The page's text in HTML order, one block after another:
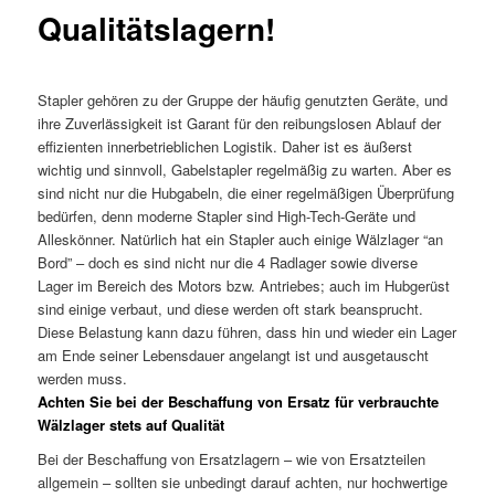
Qualitätslagern!
Stapler gehören zu der Gruppe der häufig genutzten Geräte, und
ihre Zuverlässigkeit ist Garant für den reibungslosen Ablauf der
effizienten innerbetrieblichen Logistik. Daher ist es äußerst
wichtig und sinnvoll, Gabelstapler regelmäßig zu warten. Aber es
sind nicht nur die Hubgabeln, die einer regelmäßigen Überprüfung
bedürfen, denn moderne Stapler sind High-Tech-Geräte und
Alleskönner. Natürlich hat ein Stapler auch einige Wälzlager “an
Bord” – doch es sind nicht nur die 4 Radlager sowie diverse
Lager im Bereich des Motors bzw. Antriebes; auch im Hubgerüst
sind einige verbaut, und diese werden oft stark beansprucht.
Diese Belastung kann dazu führen, dass hin und wieder ein Lager
am Ende seiner Lebensdauer angelangt ist und ausgetauscht
werden muss.
Achten Sie bei der Beschaffung von Ersatz für verbrauchte
Wälzlager stets auf Qualität
Bei der Beschaffung von Ersatzlagern – wie von Ersatzteilen
allgemein – sollten sie unbedingt darauf achten, nur hochwertige